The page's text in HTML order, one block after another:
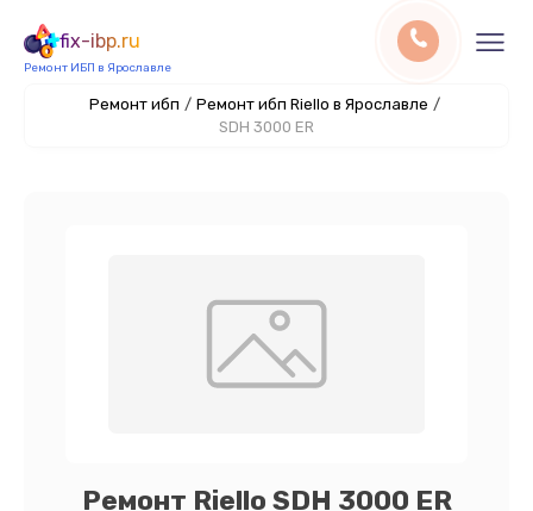
fix-ibp.ru
Ремонт ИБП в Ярославле
Ремонт ибп / Ремонт ибп Riello в Ярославле /
SDH 3000 ER
Ремонт Riello SDH 3000 ER